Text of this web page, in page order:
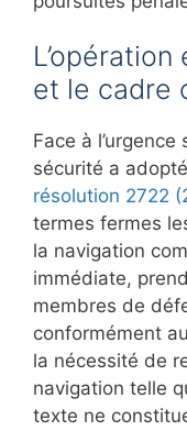
L’opération
et le cadre
Face à
sécurité a
résolution 2722
termes fermes
la navigation
immédiate,
membres de
conformément
la nécessité de
navigation telle
texte ne